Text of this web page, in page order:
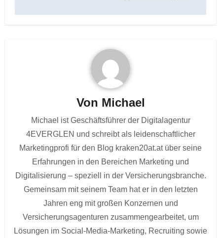
Von Michael
Michael ist Geschäftsführer der Digitalagentur
4EVERGLEN und schreibt als leidenschaftlicher
Marketingprofi für den Blog kraken20at.at über seine
Erfahrungen in den Bereichen Marketing und
Digitalisierung – speziell in der Versicherungsbranche.
Gemeinsam mit seinem Team hat er in den letzten
Jahren eng mit großen Konzernen und
Versicherungsagenturen zusammengearbeitet, um
Lösungen im Social-Media-Marketing, Recruiting sowie